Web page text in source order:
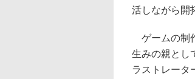
活しながら開
ゲームの制
生みの親とし
ラストレータ